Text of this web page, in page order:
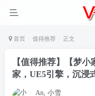
首页 值得推荐 正文
【值得推荐】【梦
家，UE5引擎，沉浸
An, 小雪